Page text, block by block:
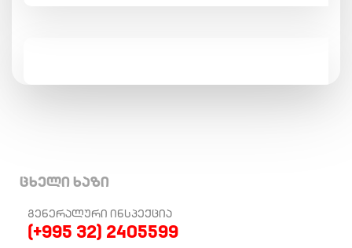
ცხელი ხაზი
ᲒᲔᲜᲔᲠᲐᲚᲣᲠᲘ ᲘᲜᲡᲞᲔᲥᲪᲘᲐ
(+995 32) 2405599